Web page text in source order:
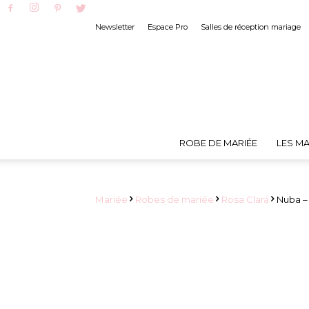
Newsletter Espace Pro Salles de réception mariage
ROBE DE MARIÉE LES
Mariée Robes de mariée Rosa Clará Nuba